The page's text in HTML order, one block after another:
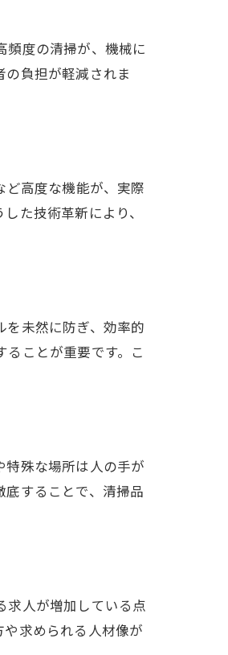
頻度の清掃が、機械に
負担が軽減されま
高度な機能が、実際
た技術革新により、
未然に防ぎ、効率的
ことが重要です。こ
殊な場所は人の手が
することで、清掃品
求人が増加している点
求められる人材像が